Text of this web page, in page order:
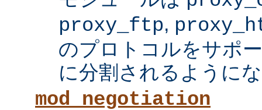
proxy_ftp,
のプロトコルをサポ
に分割されるように
mod_negotiation